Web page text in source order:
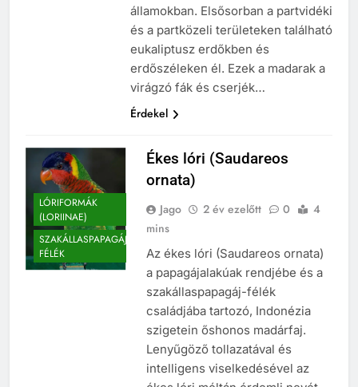
államokban. Elsősorban a partvidéki
és a partközeli területeken található
eukaliptusz erdőkben és
erdőszéleken él. Ezek a madarak a
virágzó fák és cserjék…
Érdekel
LÓRIFORMÁK
(LORIINAE)
SZAKÁLLASPAPAGÁJ
FÉLÉK
Ékes lóri (Saudareos
ornata)
Jago 2 év ezelőtt 0
4
mins
Az ékes lóri (Saudareos ornata)
a papagájalakúak rendjébe és a
szakállaspapagáj-félék
családjába tartozó, Indonézia
szigetein őshonos madárfaj.
Lenyűgöző tollazatával és
intelligens viselkedésével az